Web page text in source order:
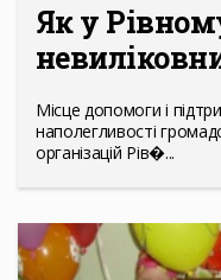
Як у
Місце допомоги і
наполегливості
організацій Рів�...